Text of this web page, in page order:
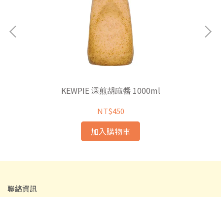
KEWPIE 深煎胡麻醬 1000ml
NT$450
加入購物車
聯絡資訊